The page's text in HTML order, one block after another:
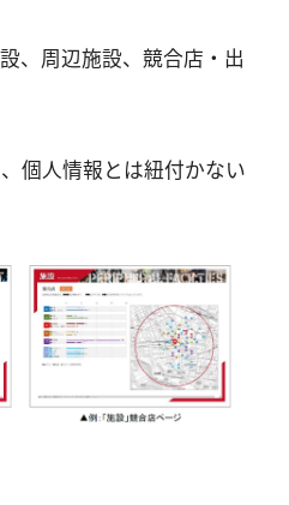
、周辺施設、競合店・出
個人情報とは紐付かない